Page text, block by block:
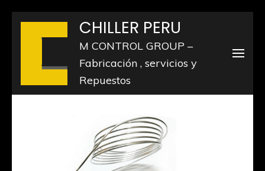
Saltar
(presiona
CHILLER PERU
M CONTROL GROUP –
Fabricación , servicios y
Repuestos